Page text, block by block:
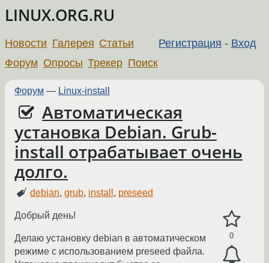
LINUX.ORG.RU
Регистрация - Вход
Новости Галерея Статьи
Форум Опросы Трекер Поиск
Форум — Linux-install
Автоматическая
установка Debian. Grub-
install отрабатывает очень
долго.
debian,grub, install , preseed
0
Добрый день!
Делаю установку debian в автоматическом
режиме с использованием preseed файла.